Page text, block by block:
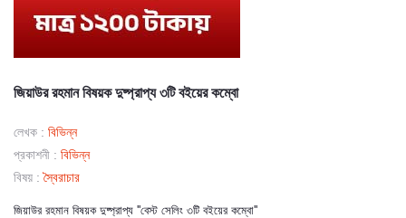
জিয়াউর রহমান বিষয়ক দুষ্প্রাপ্য ৩টি বইয়ের কম্বো
লেখক : বিভিন্ন
প্রকাশনী : বিভিন্ন
বিষয় : স্বৈরাচার
জিয়াউর রহমান বিষয়ক দুষ্প্রাপ্য ''বেস্ট সেলিং ৩টি বইয়ের কম্বো''